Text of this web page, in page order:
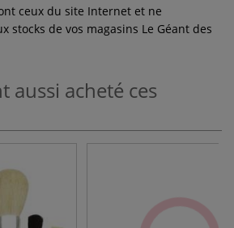
ceux du site Internet et ne
stocks de vos magasins Le Géant des
aussi acheté ces